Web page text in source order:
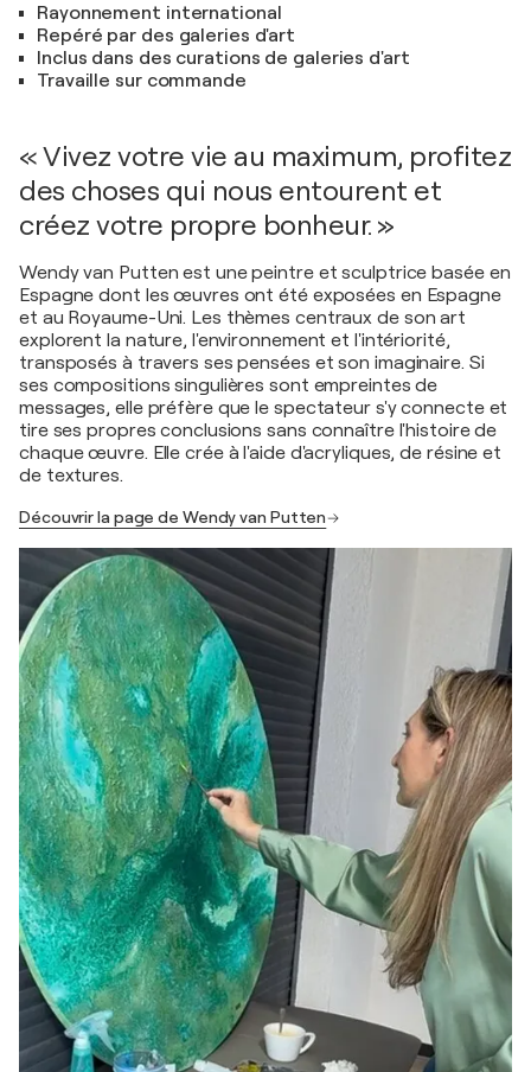
Rayonnement international
Repéré par des galeries d'art
Inclus dans des curations de galeries d'art
Travaille sur commande
« Vivez votre vie au maximum, profitez
des choses qui nous entourent et
créez votre propre bonheur. »
Wendy van Putten est une peintre et sculptrice basée en
Espagne dont les œuvres ont été exposées en Espagne
et au Royaume-Uni. Les thèmes centraux de son art
explorent la nature, l'environnement et l'intériorité,
transposés à travers ses pensées et son imaginaire. Si
ses compositions singulières sont empreintes de
messages, elle préfère que le spectateur s'y connecte et
tire ses propres conclusions sans connaître l'histoire de
chaque œuvre. Elle crée à l'aide d'acryliques, de résine et
de textures.
Découvrir la page de Wendy van Putten